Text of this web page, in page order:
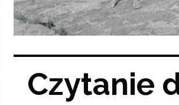
Czytanie